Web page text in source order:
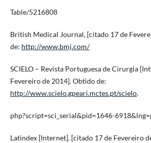
Table/5216808
British Medical Journal, [citado 17 de
de: http://www.bmj.com/
SCIELO – Revista Portuguesa de Cirurgia
Fevereiro de 2014]. Obtido de:
http://www.scielo.gpeari.mctes.pt/scielo.
php?script=sci_serial&pid=1646-
Latindex [Internet]. [citado 17 de Fevereiro